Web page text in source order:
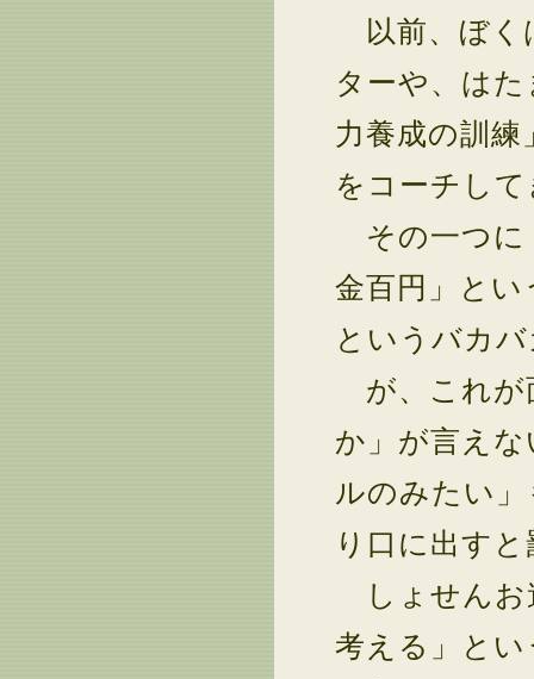
以前、ぼく
ターや、は
力養成の訓
をコーチし
その一つに
金百円」と
というバカ
が、これが
か」が言え
ルのみたい
り口に出す
しょせんお
考える」と